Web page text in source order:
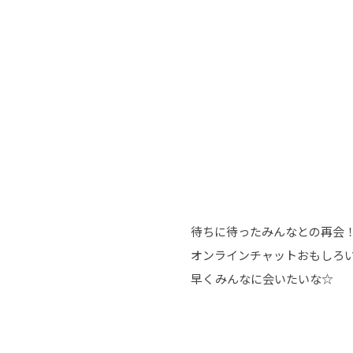
待ちに待ったみんなとの再会
オンラインチャットおもしろ
早くみんなに会いたいな☆